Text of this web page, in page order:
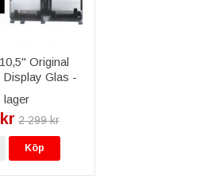
Original
Glas -
Vit
2 299 kr
Köp